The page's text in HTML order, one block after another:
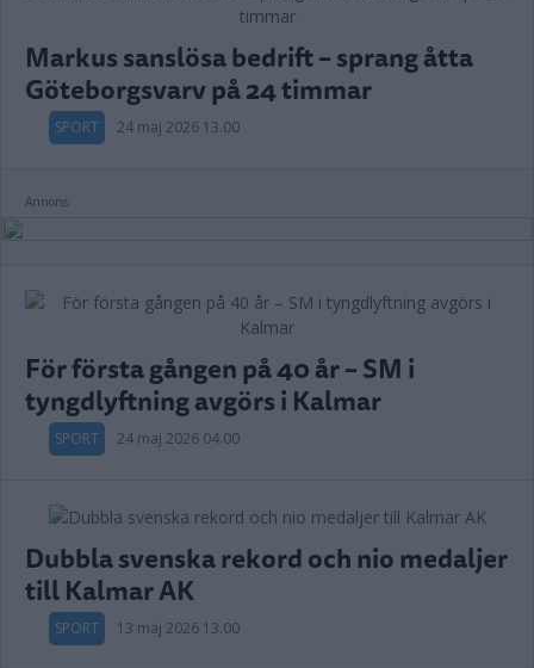
Markus sanslösa bedrift – sprang åtta
Göteborgsvarv på 24 timmar
SPORT 24 maj 2026 13.00
Annons:
För första gången på 40 år – SM i
tyngdlyftning avgörs i Kalmar
SPORT 24 maj 2026 04.00
Dubbla svenska rekord och nio medaljer
till Kalmar AK
SPORT 13 maj 2026 13.00